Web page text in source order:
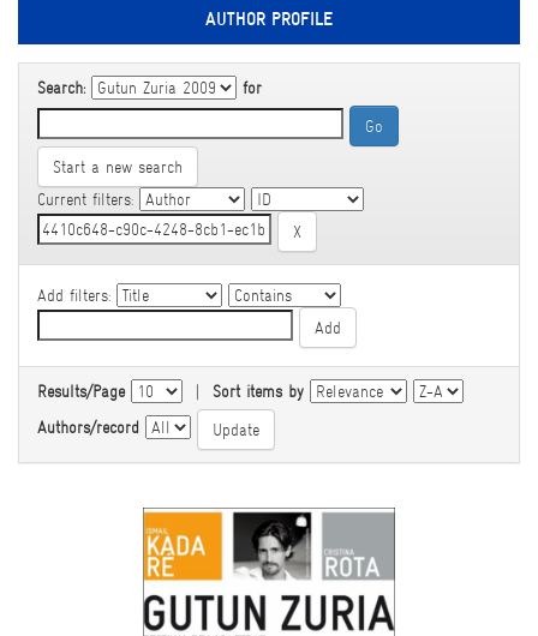
AUTHOR PROFILE
Search: for
Start a new search
Current filters:
Add filters:
Results/Page | Sort items by
Authors/record